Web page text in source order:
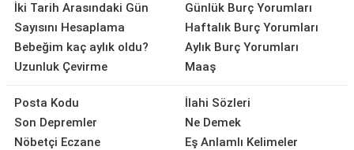
İki Tarih Arasındaki Gün
Sayısını Hesaplama
Bebeğim kaç aylık oldu?
Uzunluk Çevirme
Günlük Burç Yorumları
Haftalık Burç Yorumları
Aylık Burç Yorumları
Maaş
Posta Kodu
Son Depremler
Nöbetçi Eczane
İlahi Sözleri
Ne Demek
Eş Anlamlı Kelimeler